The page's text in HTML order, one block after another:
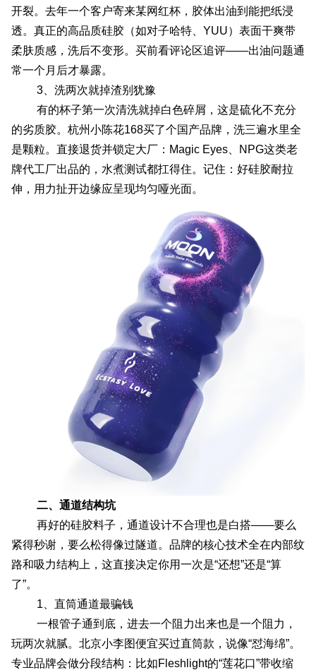
开裂。去年一个客户寄来某网红杯，胶体出油到能把纸浸
透。真正的高品质硅胶（如对子哈特、YUU）表面干爽带
柔肤质感，洗后不变形。买前看评论区追评——出油问题通
常一个月后才暴露。
3、洗两次就掉渣别犹豫
有的杯子第一次清洗就掉白色碎屑，这是硫化不充分
的劣质胶。杭州小陈花168买了个国产品牌，洗三遍水里全
是颗粒。直接退货并锁定大厂：Magic Eyes、NPG这类老
牌代工厂出品的，水煮测试都扛得住。记住：好硅胶耐拉
伸，用力扯开边缘应呈现均匀哑光面。
二、通道结构坑
再好的硅胶料子，通道设计不合理也是白搭——要么
紧得秒谢，要么松得像过隧道。品牌的核心技术全在内部纹
路和吸力结构上，这直接决定你用一次是“还想”还是“算
了”。
1、直筒通道最骗钱
一根管子通到底，进去一个阻力出来也是一个阻力，
玩两次就腻。北京小李图便宜买过直筒款，说像“怼海绵”。
专业品牌会做分段结构：比如Fleshlight的“莲花口”带收缩